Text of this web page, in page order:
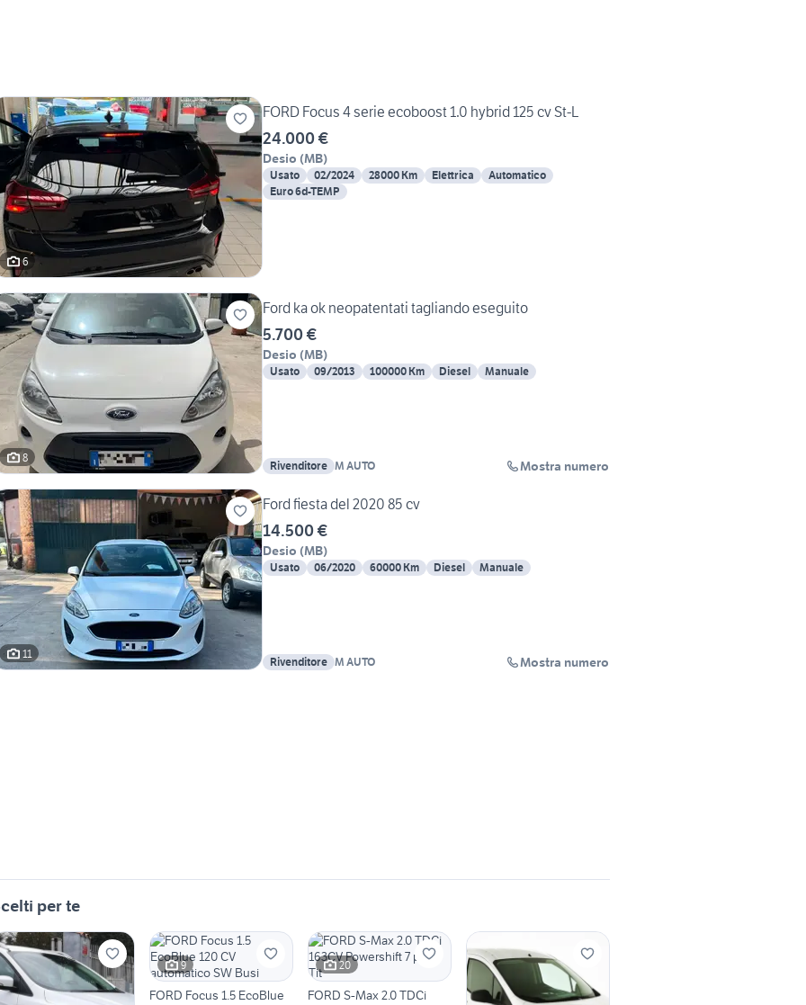
6
FORD Focus 4 serie ecoboost 1.0 hybrid 125 cv St-L
24.000 €
Desio (MB)
Usato 02/2024 28000 Km Elettrica
Automatico
Euro 6d-TEMP
8
Ford ka ok neopatentati tagliando eseguito
5.700 €
Desio (MB)
Usato 09/2013 100000 Km Diesel Manuale
Rivenditore M AUTO Mostra numero
11
Ford fiesta del 2020 85 cv
14.500 €
Desio (MB)
Usato 06/2020 60000 Km Diesel Manuale
Rivenditore M AUTO Mostra numero
per te
9
FORD Focus 1.5 EcoBlue
20
FORD S-Max 2.0 TDCi